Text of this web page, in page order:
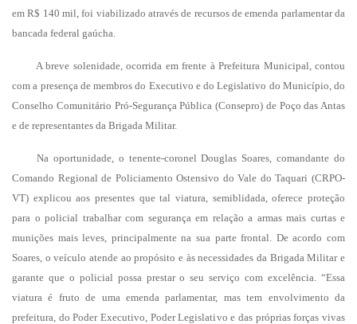
em R$ 140 mil, foi viabilizado através de recursos de emenda parlamentar da
bancada federal gaúcha.
A breve solenidade, ocorrida em frente à Prefeitura Municipal, contou
com a presença de membros do Executivo e do Legislativo do Município, do
Conselho Comunitário Pró-Segurança Pública (Consepro) de Poço das Antas
e de representantes da Brigada Militar.
Na oportunidade, o tenente-coronel Douglas Soares, comandante do
Comando Regional de Policiamento Ostensivo do Vale do Taquari (CRPO-
VT) explicou aos presentes que tal viatura, semiblidada, oferece proteção
para o policial trabalhar com segurança em relação a armas mais curtas e
munições mais leves, principalmente na sua parte frontal. De acordo com
Soares, o veículo atende ao propósito e às necessidades da Brigada Militar e
garante que o policial possa prestar o seu serviço com excelência. “Essa
viatura é fruto de uma emenda parlamentar, mas tem envolvimento da
prefeitura, do Poder Executivo, Poder Legislativo e das próprias forças vivas